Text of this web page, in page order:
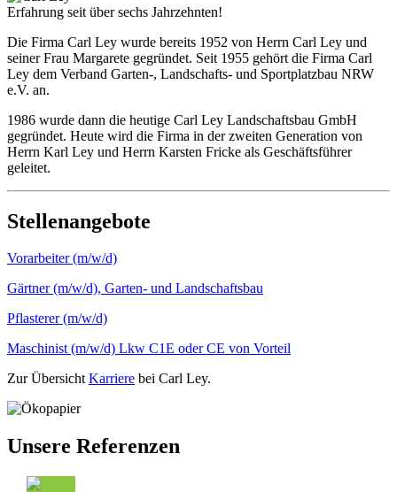
Erfahrung seit über sechs Jahrzehnten!
Die Firma Carl Ley wurde bereits 1952 von Herrn Carl Ley und
seiner Frau Margarete gegründet. Seit 1955 gehört die Firma Carl
Ley dem Verband Garten-, Landschafts- und Sportplatzbau NRW
e.V. an.
1986 wurde dann die heutige Carl Ley Landschaftsbau GmbH
gegründet. Heute wird die Firma in der zweiten Generation von
Herrn Karl Ley und Herrn Karsten Fricke als Geschäftsführer
geleitet.
Stellenangebote
Vorarbeiter (m/w/d)
Gärtner (m/w/d), Garten- und Landschaftsbau
Pflasterer (m/w/d)
Maschinist (m/w/d) Lkw C1E oder CE von Vorteil
Zur ÜbersichtKarriere bei Carl Ley.
Unsere Referenzen